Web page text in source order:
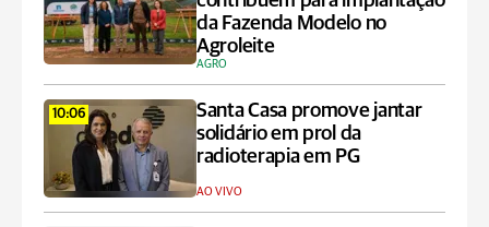
da Fazenda Modelo no
Agroleite
AGRO
10:06
Santa Casa promove jantar
solidário em prol da
radioterapia em PG
AO VIVO